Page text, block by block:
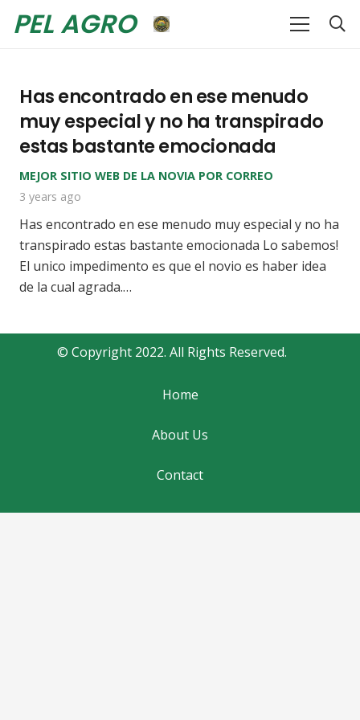
PEL AGRO
Has encontrado en ese menudo
muy especial y no ha transpirado
estas bastante emocionada
MEJOR SITIO WEB DE LA NOVIA POR CORREO
3 years ago
Has encontrado en ese menudo muy especial y no ha
transpirado estas bastante emocionada Lo sabemos!
El unico impedimento es que el novio es haber idea
de la cual agrada.…
© Copyright 2022. All Rights Reserved.
Home
About Us
Contact